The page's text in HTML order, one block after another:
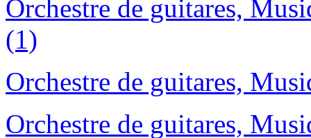
Orchestre de guitares,
(1)
Orchestre de guitares,
Orchestre de guitares,